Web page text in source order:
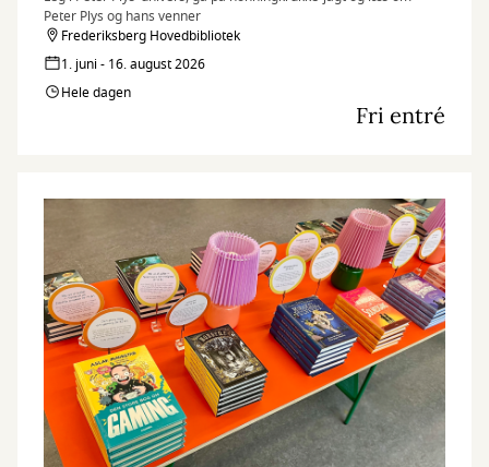
Peter Plys og hans venner
Frederiksberg Hovedbibliotek
1. juni - 16. august 2026
Hele dagen
Fri entré